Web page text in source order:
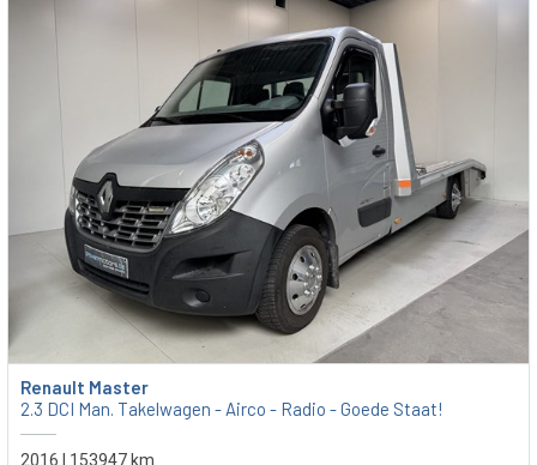
Renault Master
2.3 DCI Man. Takelwagen - Airco - Radio - Goede Staat!
2016 | 153947 km